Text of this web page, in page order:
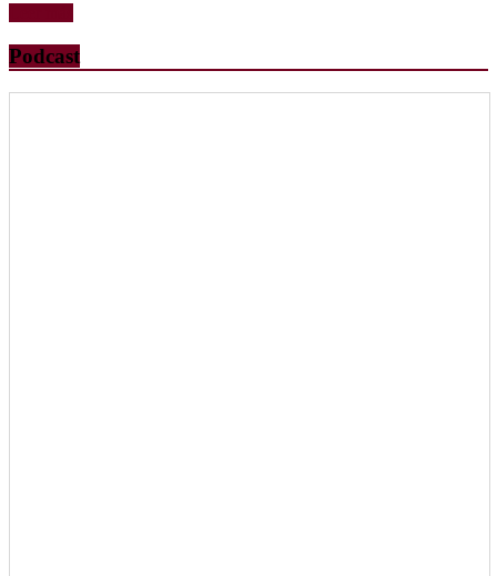
Podcast